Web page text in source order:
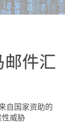
邮件汇
自国家资助的
威胁